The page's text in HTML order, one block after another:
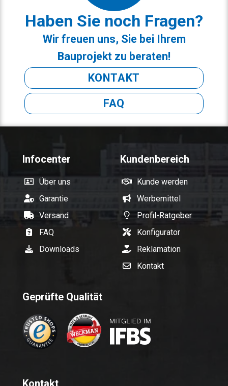
Haben Sie noch Fragen?
Wir freuen uns, Sie bei Ihrem
Bauprojekt zu beraten!
KONTAKT
FAQ
Infocenter
Über uns
Garantie
Versand
FAQ
Downloads
Kundenbereich
Kunde werden
Werbemittel
Profil-Ratgeber
Konfigurator
Reklamation
Kontakt
Geprüfte Qualität
Kontakt